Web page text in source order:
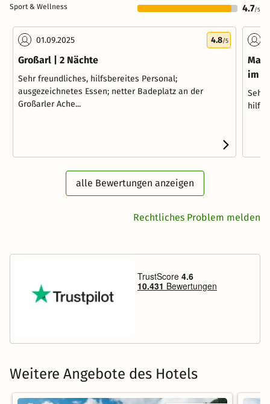
Sport & Wellness 4.7/5
01.09.2025 4.8/5
Großarl | 2 Nächte
Sehr freundliches, hilfsbereites Personal;
ausgezeichnetes Essen; netter Badeplatz an der
Großarler Ache...
im
Sehr
alle Bewertungen anzeigen
Rechtliches Problem melden
Weitere Angebote des Hotels